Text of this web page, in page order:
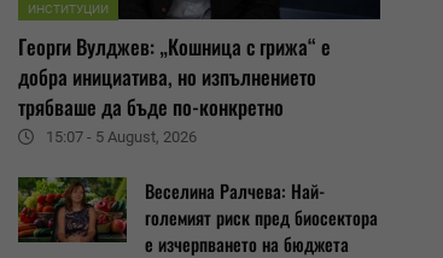
ИНСТИТУЦИИ
Георги Вулджев: „Кошница с грижа“ е
добра инициатива, но изпълнението
трябваше да бъде по-конкретно
15:07 - 5 August, 2026
Веселина Ралчева: Най-
големият риск пред биосектора
е изчерпването на бюджета